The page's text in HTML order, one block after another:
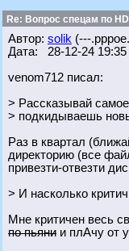
Re: Вопрос спецам по
Автор: solik (---
Дата: 28-12-24 19:35
venom712 писал:
> Рассказывай
> подкидываешь
Раз в квартал
директорию (все
привезти-отвезти
> И насколько
Мне критичен весь
по пьяни и плАчу от